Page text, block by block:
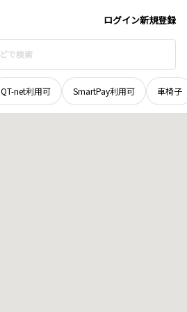
ログイン新規登録
QT-net利用可 SmartPay利用可 車椅子